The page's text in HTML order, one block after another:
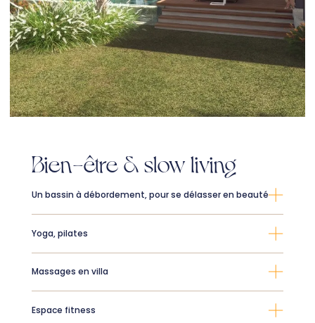
Bien-être & slow living
Un bassin à débordement, pour se délasser en beauté
Yoga, pilates
Massages en villa
Espace fitness